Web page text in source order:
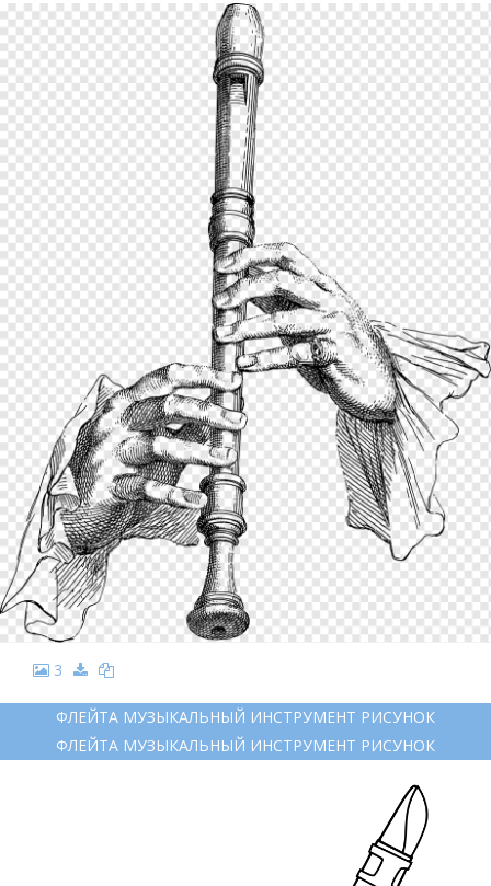
3
ФЛЕЙТА МУЗЫКАЛЬНЫЙ ИНСТРУМЕНТ РИСУНОК
ФЛЕЙТА МУЗЫКАЛЬНЫЙ ИНСТРУМЕНТ РИСУНОК